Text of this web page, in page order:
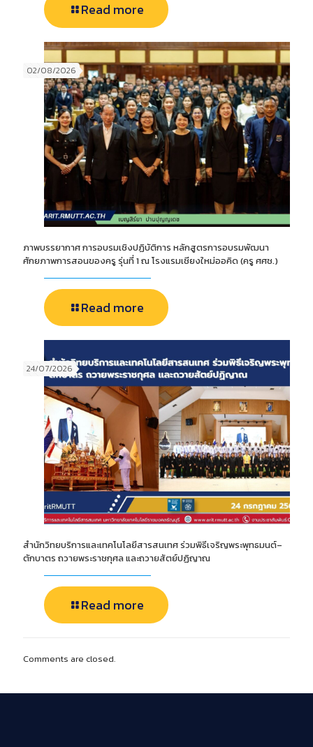
Read more
02/08/2026
ภาพบรรยากาศ การอบรมเชิงปฏิบัติการ หลักสูตรการอบรมพัฒนา
ศักยภาพการสอนของครู รุ่นที่ 1 ณ โรงแรมเชียงใหม่ออคิด (ครู ศศช.)
Read more
24/07/2026
สำนักวิทยบริการและเทคโนโลยีสารสนเทศ ร่วมพิธีเจริญพระพุทธมนต์–
ตักบาตร ถวายพระราชกุศล และถวายสัตย์ปฏิญาณ
Read more
Comments are closed.